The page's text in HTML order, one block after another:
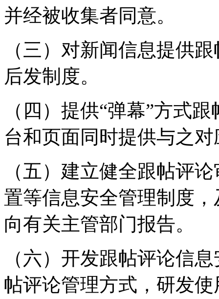
并经被收集者同意。
（三）对新闻信息提供
后发制度。
（四）提供“弹幕”方式
台和页面同时提供与之
（五）建立健全跟帖评
置等信息安全管理制度
向有关主管部门报告。
（六）开发跟帖评论信
帖评论管理方式，研发